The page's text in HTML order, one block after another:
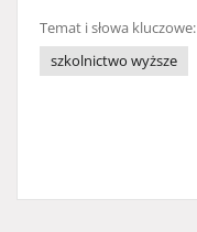
Temat i słowa kluczowe:
szkolnictwo wyższe